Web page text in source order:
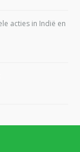
acties in Indië en